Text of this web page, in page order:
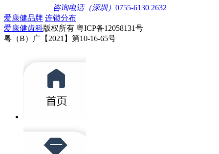
咨询电话（深圳） 0755-6130 2632
爱康健品牌 连锁分布
爱康健齿科版权所有 粤ICP备12058131号
粤（B）广【2021】第10-16-65号